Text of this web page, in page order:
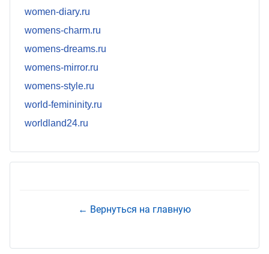
women-diary.ru
womens-charm.ru
womens-dreams.ru
womens-mirror.ru
womens-style.ru
world-femininity.ru
worldland24.ru
← Вернуться на главную